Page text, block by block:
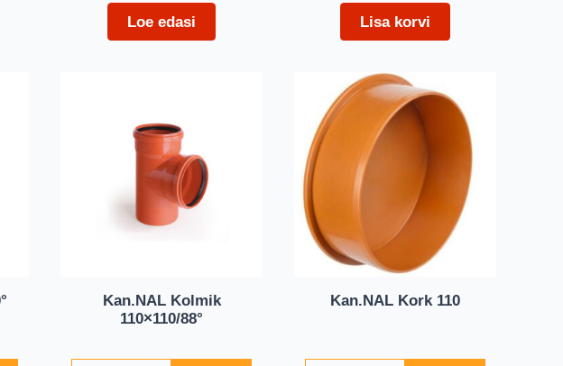
Loe edasi Lisa korvi
Kan.NAL Kolmik
110×110/88°
Kan.NAL Kork 110